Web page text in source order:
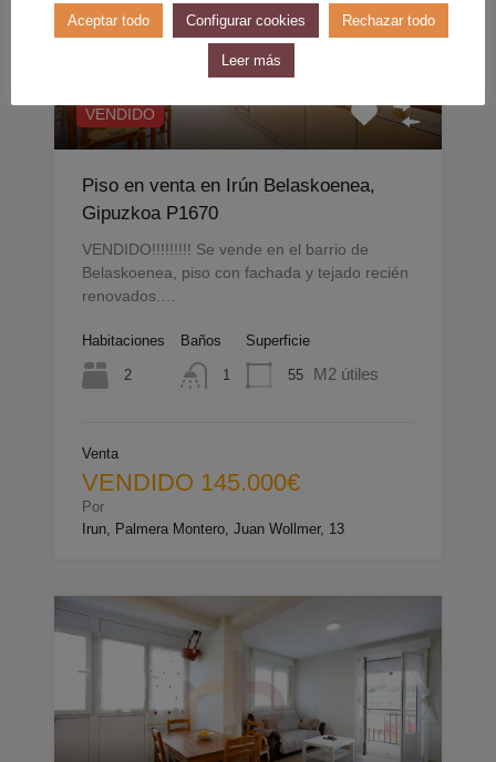
VENDIDO
Piso en venta en Irún Belaskoenea,
Gipuzkoa P1670
VENDIDO!!!!!!!!! Se vende en el barrio de
Belaskoenea, piso con fachada y tejado recién
renovados.…
Habitaciones
2
Baños
1
Superficie
55 M2 útiles
Venta
VENDIDO 145.000€
Por
Irun, Palmera Montero, Juan Wollmer, 13
Aceptar todo Configurar cookies Rechazar todo
Leer más